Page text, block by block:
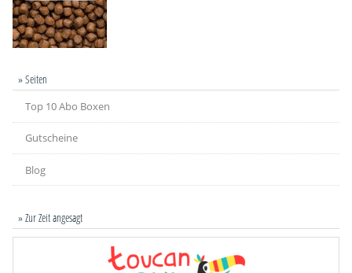
» Seiten
Top 10 Abo Boxen
Gutscheine
Blog
» Zur Zeit angesagt